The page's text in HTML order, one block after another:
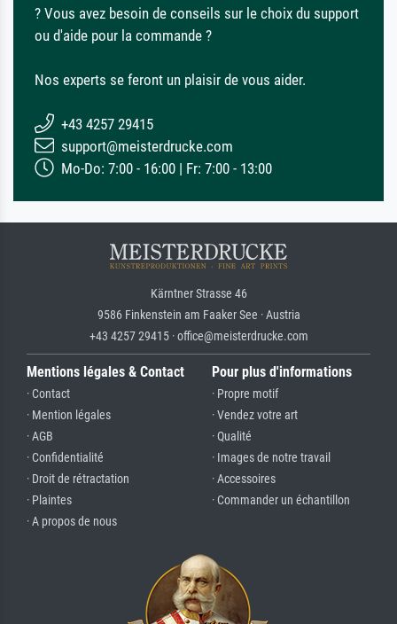
? Vous avez besoin de conseils sur le choix du support
ou d'aide pour la commande ?
Nos experts se feront un plaisir de vous aider.
+43 4257 29415
support@meisterdrucke.com
Mo-Do: 7:00 - 16:00 | Fr: 7:00 - 13:00
Kärntner Strasse 46
9586 Finkenstein am Faaker See · Austria
+43 4257 29415 · office@meisterdrucke.com
Mentions légales & Contact
· Contact
· Mention légales
· AGB
· Confidentialité
· Droit de rétractation
· Plaintes
· A propos de nous
Pour plus d'informations
· Propre motif
· Vendez votre art
· Qualité
· Images de notre travail
· Accessoires
· Commander un échantillon